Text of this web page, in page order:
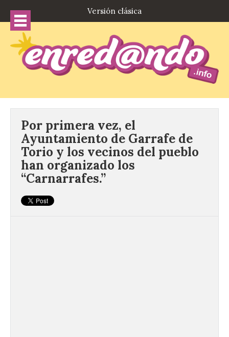
Versión clásica
Por primera vez, el
Ayuntamiento de Garrafe de
Torio y los vecinos del pueblo
han organizado los
“Carnarrafes.”